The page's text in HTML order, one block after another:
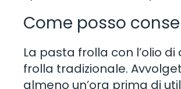
Come posso
La pasta frolla con l’olio
frolla tradizionale.
almeno un’ora prima di